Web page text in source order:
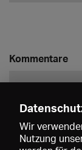
Kommentare
Wir
Nutzung